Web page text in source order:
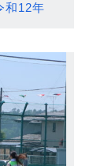
和12年